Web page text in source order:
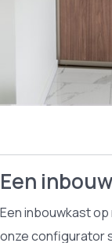
Een
Een inbouwkast
onze configurator